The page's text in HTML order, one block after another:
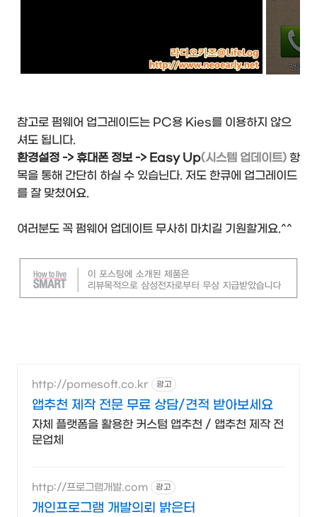
참고로 펌웨어 업그레이드는 PC용 Kies를 이용하지 않으
셔도 됩니다.
환경설정 -> 휴대폰 정보 -> Easy Up(시스템 업데이트) 항
목을 통해 간단히 하실 수 있습닌다. 저도 한큐에 업그레이드
를 잘 맞쳤어요.
여러분도 꼭 펌웨어 업데이트 무사히 마치길 기원할게요.^^
http://pomesoft.co.kr 광고
앱추천 제작 전문 무료 상담/견적 받아보세요
자체 플랫폼을 활용한 커스텀 앱추천 / 앱추천 제작 전
문업체
http://프로그램개발.com 광고
개인프로그램 개발의뢰 밝은터